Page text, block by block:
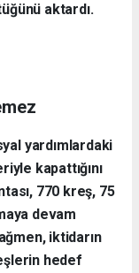
aktardı.
yardımlardaki
kapattığını
770 kreş, 75
devam
iktidarın
hedef